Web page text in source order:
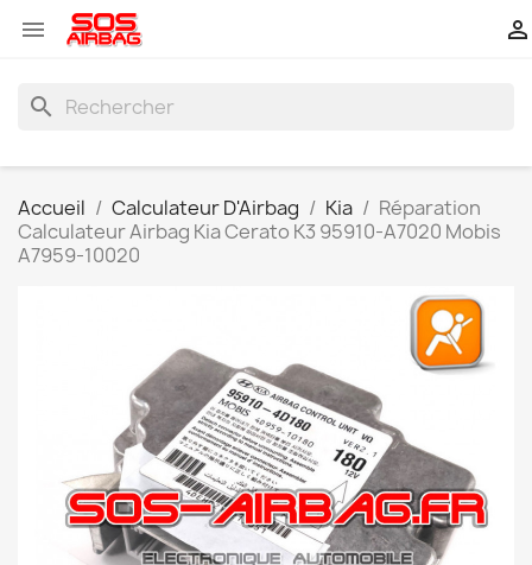
 
search
Accueil Calculateur D'Airbag Kia
Réparation
Calculateur Airbag Kia Cerato K3 95910-A7020 Mobis
A7959-10020